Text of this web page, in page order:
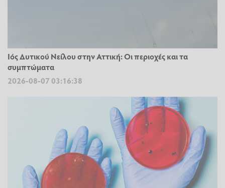
Ιός Δυτικού Νείλου στην Αττική: Οι περιοχές και τα
συμπτώματα
2026-08-07 03:16:38